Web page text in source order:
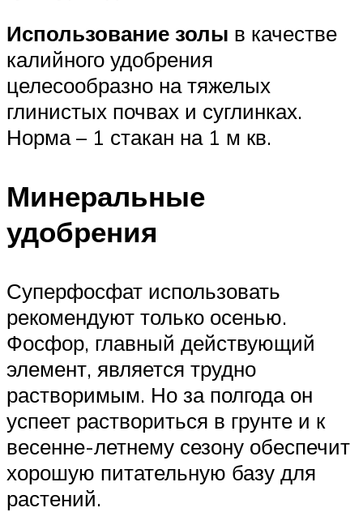
Использование золы в качестве
калийного удобрения
целесообразно на тяжелых
глинистых почвах и суглинках.
Норма – 1 стакан на 1 м кв.
Минеральные
удобрения
Суперфосфат использовать
рекомендуют только осенью.
Фосфор, главный действующий
элемент, является трудно
растворимым. Но за полгода он
успеет раствориться в грунте и к
весенне-летнему сезону обеспечит
хорошую питательную базу для
растений.